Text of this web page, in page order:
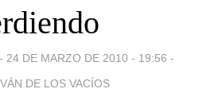
24 DE MARZO DE 2010 - 19:56 -
DE LOS VACÍOS